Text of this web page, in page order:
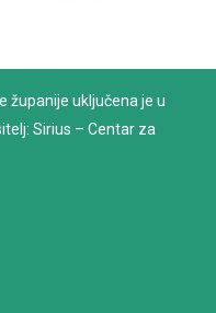
županije uključena je u
Sirius – Centar za